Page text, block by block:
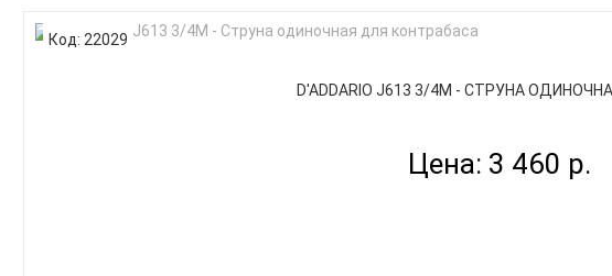
Код: 22029
D'ADDARIO J613 3/4M - СТРУНА
Цена: 3 460 р.